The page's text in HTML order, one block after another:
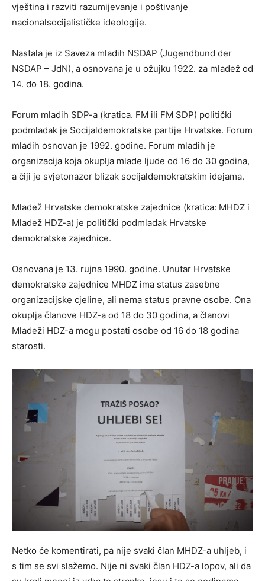
vještina i razviti razumijevanje i poštivanje
nacionalsocijalističke ideologije.
Nastala je iz Saveza mladih NSDAP (Jugendbund der
NSDAP – JdN), a osnovana je u ožujku 1922. za mladež od
14. do 18. godina.
Forum mladih SDP-a (kratica. FM ili FM SDP) politički
podmladak je Socijaldemokratske partije Hrvatske. Forum
mladih osnovan je 1992. godine. Forum mladih je
organizacija koja okuplja mlade ljude od 16 do 30 godina,
a čiji je svjetonazor blizak socijaldemokratskim idejama.
Mladež Hrvatske demokratske zajednice (kratica: MHDZ i
Mladež HDZ-a) je politički podmladak Hrvatske
demokratske zajednice.
Osnovana je 13. rujna 1990. godine. Unutar Hrvatske
demokratske zajednice MHDZ ima status zasebne
organizacijske cjeline, ali nema status pravne osobe. Ona
okuplja članove HDZ-a od 18 do 30 godina, a članovi
Mladeži HDZ-a mogu postati osobe od 16 do 18 godina
starosti.
Netko će komentirati, pa nije svaki član MHDZ-a uhljeb, i
s tim se svi slažemo. Nije ni svaki član HDZ-a lopov, ali da